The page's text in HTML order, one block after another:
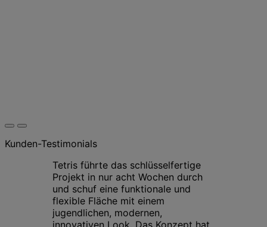
Kunden-Testimonials
Tetris führte das schlüsselfertige
Projekt in nur acht Wochen durch
und schuf eine funktionale und
flexible Fläche mit einem
jugendlichen, modernen,
innovativen Look. Das Konzept hat